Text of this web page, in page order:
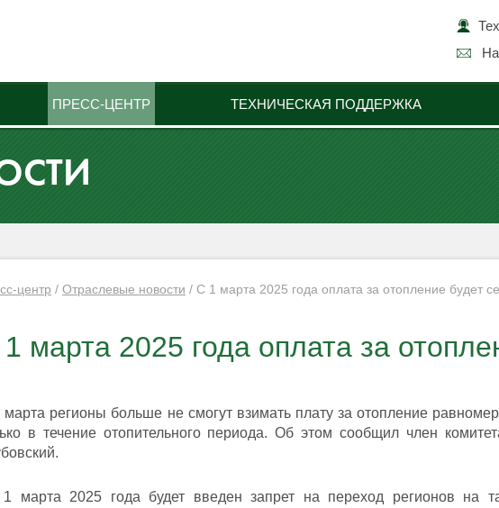
ПРЕСС-ЦЕНТР ТЕХНИЧЕСКАЯ ПОДДЕРЖКА
центр / Отраслевые новости / С 1 марта 2025 года оплата за отопление будет
марта 2025 года оплата за
марта регионы больше не смогут взимать плату за отопление
в течение отопительного периода. Об этом сообщил член
марта 2025 года будет введен запрет на переход регионов на